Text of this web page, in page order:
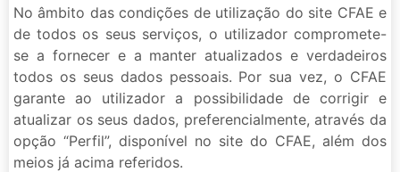
No âmbito das condições de utilização do site CFAE e
de todos os seus serviços, o utilizador compromete-
se a fornecer e a manter atualizados e verdadeiros
todos os seus dados pessoais. Por sua vez, o CFAE
garante ao utilizador a possibilidade de corrigir e
atualizar os seus dados, preferencialmente, através da
opção “Perfil”, disponível no site do CFAE, além dos
meios já acima referidos.